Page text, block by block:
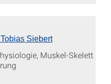
Siebert
Muskel-Skelett